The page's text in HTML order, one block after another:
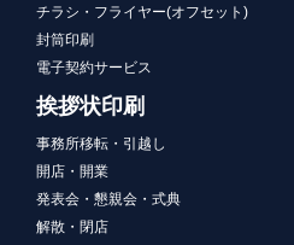
チラシ・フライヤー(オフセット)
封筒印刷
電子契約サービス
挨拶状印刷
事務所移転・引越し
開店・開業
発表会・懇親会・式典
解散・閉店